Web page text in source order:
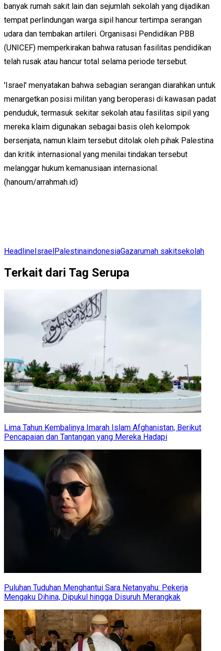
banyak rumah sakit lain dan sejumlah sekolah yang dijadikan
tempat perlindungan warga sipil hancur tertimpa serangan
udara dan tembakan artileri. Organisasi Pendidikan PBB
(UNICEF) memperkirakan bahwa ratusan fasilitas pendidikan
telah rusak atau hancur total selama periode tersebut.
'Israel' menyatakan bahwa sebagian serangan diarahkan untuk
menargetkan posisi militan yang beroperasi di kawasan padat
penduduk, termasuk sekitar sekolah atau fasilitas sipil yang
mereka klaim digunakan sebagai basis oleh kelompok
bersenjata, namun klaim tersebut ditolak oleh pihak Palestina
dan kritik internasional yang menilai tindakan tersebut
melanggar hukum kemanusiaan internasional.
(hanoum/arrahmah.id)
HeadlineIsraelPalestinaindonesiaGazarumah sakitsekolah
Terkait dari Tag Serupa
Lima Tahun Kembalinya Imarah Islam Afghanistan, Berikut
Pencapaian dan Tantangan yang Mereka Hadapi
Puluhan Tuduhan Menghantui Sara Netanyahu: Pekerja
Mengaku Dihina, Dipukul hingga Disuruh Merangkak